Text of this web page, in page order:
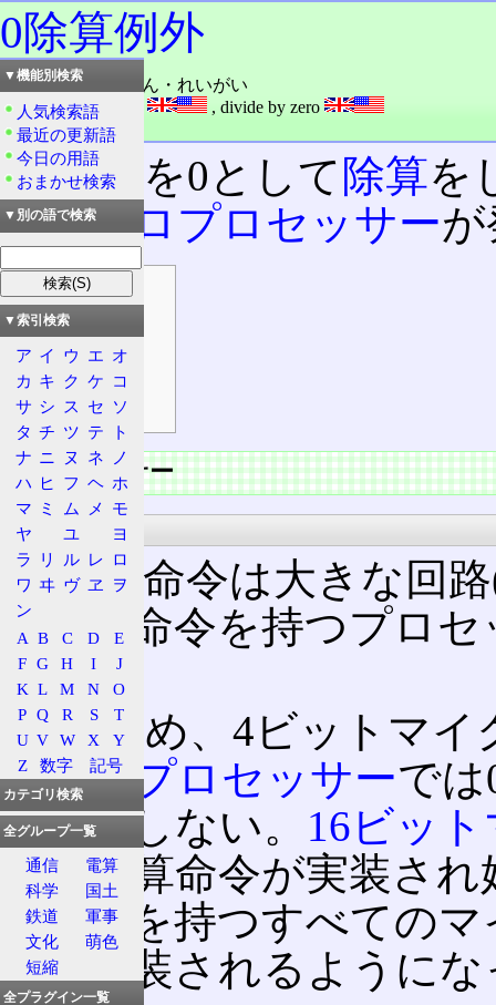
0除算例外
読み：ゼロじょざん・れいがい
外語：zero division , divide by zero
品詞：名詞
割る数を0として 除算を
マイクロプロセッサー
目次
プロセッサー
実装
x86シリーズ
シグナル
プロセッサー
実装
割り算命令は大きな回
割り算命令を持つプロ
なる。
そのため、4ビットマ
イクロプロセッサーで
ど存在しない。 16ビッ
ら割り算命令が実装さ
算命令を持つすべての
外が実装されるようにな
▼機能別検索
人気検索語
最近の更新語
今日の用語
おまかせ検索
▼別の語で検索
▼索引検索
ア イ ウ エ オ
カ キ ク ケ コ
サ シ ス セ ソ
タ チ ツ テ
ト
ナ ニ ヌ ネ
ノ
ハ ヒ フ ヘ ホ
マ ミ ム メ
モ
ヤ
ユ
ヨ
ラ
リ ル レ ロ
ワ ヰ ヴ ヱ
ヲ
ン
A B C D
E
F G H I
J
K L M N
O
P Q R S
T
U V W X
Y
Z
数字 記号
カテゴリ検索
全グループ一覧
通信
電算
科学
国土
鉄道
軍事
文化
萌色
短縮
全プラグイン一覧